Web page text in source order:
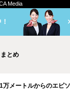
Media
まとめ
万メートルからのエピ